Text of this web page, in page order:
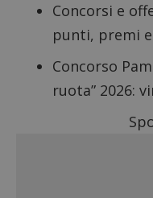
Concorsi e
punti, premi
Concorso
ruota” 2026: